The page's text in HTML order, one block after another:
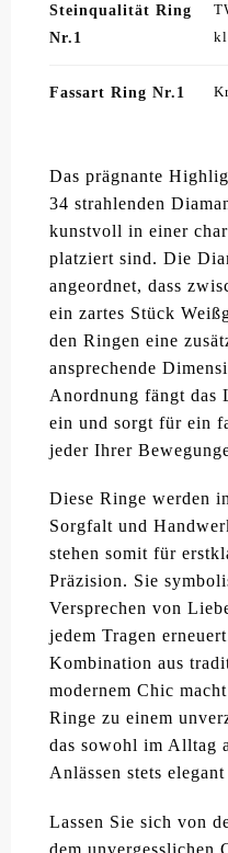
Steinqualität Ring
Nr.1
Fassart Ring Nr.1
Das prägnante
34 strahlenden
kunstvoll in einer
platziert sind. Die
angeordnet, dass
ein zartes Stück
den Ringen eine
ansprechende
Anordnung fängt das
ein und sorgt für ein
jeder Ihrer
Diese Ringe werden
Sorgfalt und
stehen somit für
Präzision. Sie
Versprechen von
jedem Tragen
Kombination aus
modernem Chic
Ringe zu einem
das sowohl im Alltag
Anlässen stets
Lassen Sie sich von
dem unvergesslichen